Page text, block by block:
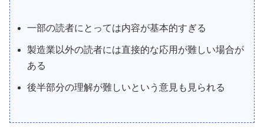
一部の読者にとっては内容が基本的すぎる
製造業以外の読者には直接的な応用が難しい場合が
ある
後半部分の理解が難しいという意見も見られる